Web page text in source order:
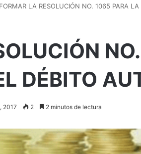
LA RESOLUCIÓN NO. 1065 PARA
DÉBITO
2017 2 2 minutos de lectura